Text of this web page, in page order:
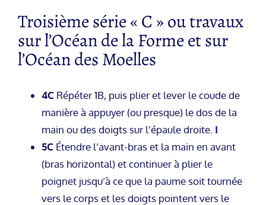
Troisième série « C » ou travaux
sur l’Océan de la Forme et sur
l’Océan des Moelles
4C Répéter 1B, puis plier et lever le coude de
manière à appuyer (ou presque) le dos de la
main ou des doigts sur l’épaule droite. I
5C Étendre l’avant-bras et la main en avant
(bras horizontal) et continuer à plier le
poignet jusqu’à ce que la paume soit tournée
vers le corps et les doigts pointent vers le